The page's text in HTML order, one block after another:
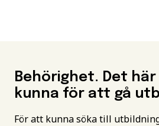
Behörighet. Det
kunna för att gå
För att kunna söka till